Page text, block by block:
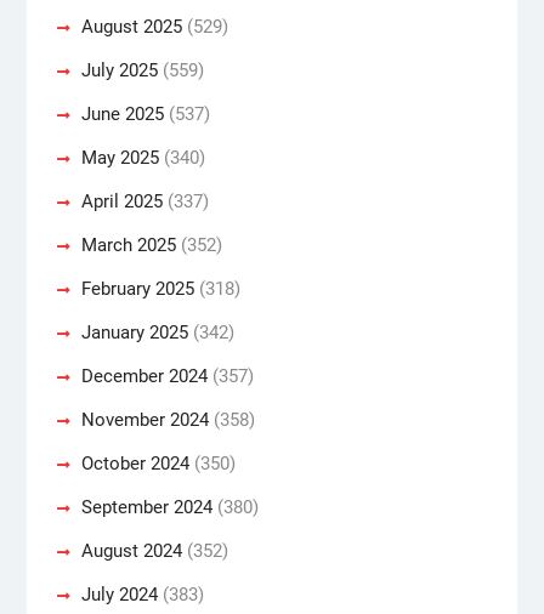
August 2025(529)
July 2025(559)
June 2025(537)
May 2025(340)
April 2025(337)
March 2025(352)
February 2025(318)
January 2025(342)
December 2024(357)
November 2024(358)
October 2024(350)
September 2024(380)
August 2024(352)
July 2024(383)